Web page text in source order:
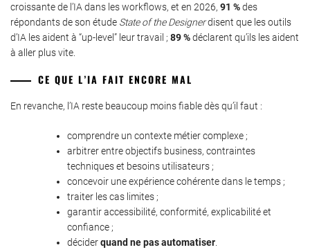
croissante de l’IA dans les workflows, et en 2026, 91 %des
répondants de son étude State of the Designerdisent que les outils
d’IA les aident à “up-level” leur travail ; 89 %déclarent qu’ils les aident
à aller plus vite.
CE QUE L’IA FAIT ENCORE MAL
En revanche, l’IA reste beaucoup moins fiable dès qu’il faut :
comprendre un contexte métier complexe ;
arbitrer entre objectifs business, contraintes
techniques et besoins utilisateurs ;
concevoir une expérience cohérente dans le temps ;
traiter les cas limites ;
garantir accessibilité, conformité, explicabilité et
confiance ;
déciderquand ne pas automatiser.